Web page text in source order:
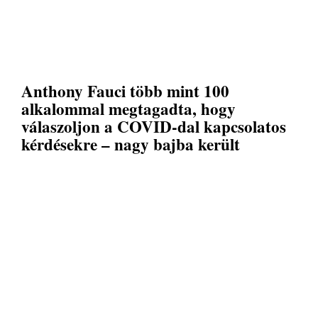
Anthony Fauci több mint 100
alkalommal megtagadta, hogy
válaszoljon a COVID-dal kapcsolatos
kérdésekre – nagy bajba került